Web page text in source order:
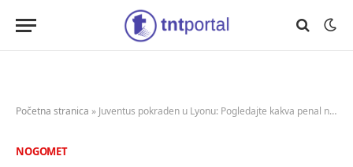
Početna stranica » Juventus pokraden u Lyonu: Pogledajte kakva penal nije dosuđen Staroj dami
NOGOMET